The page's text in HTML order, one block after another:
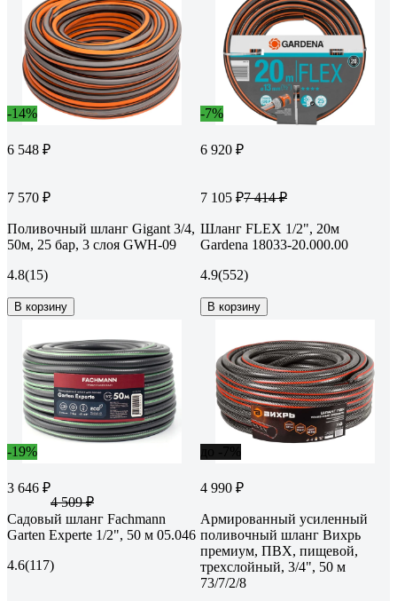
-14%
6 548 ₽
7 570 ₽
Поливочный шланг Gigant 3/4,
50м, 25 бар, 3 слоя GWH-09
4.8(15)
В корзину
-7%
6 920 ₽
7 105 ₽7 414 ₽
Шланг FLEX 1/2", 20м
Gardena 18033-20.000.00
4.9(552)
В корзину
-19%
3 646 ₽
4 509 ₽
Садовый шланг Fachmann
Garten Experte 1/2", 50 м 05.046
4.6(117)
4 990 ₽
Армированный усиленный
поливочный шланг Вихрь
премиум, ПВХ, пищевой,
трехслойный, 3/4", 50 м
73/7/2/8